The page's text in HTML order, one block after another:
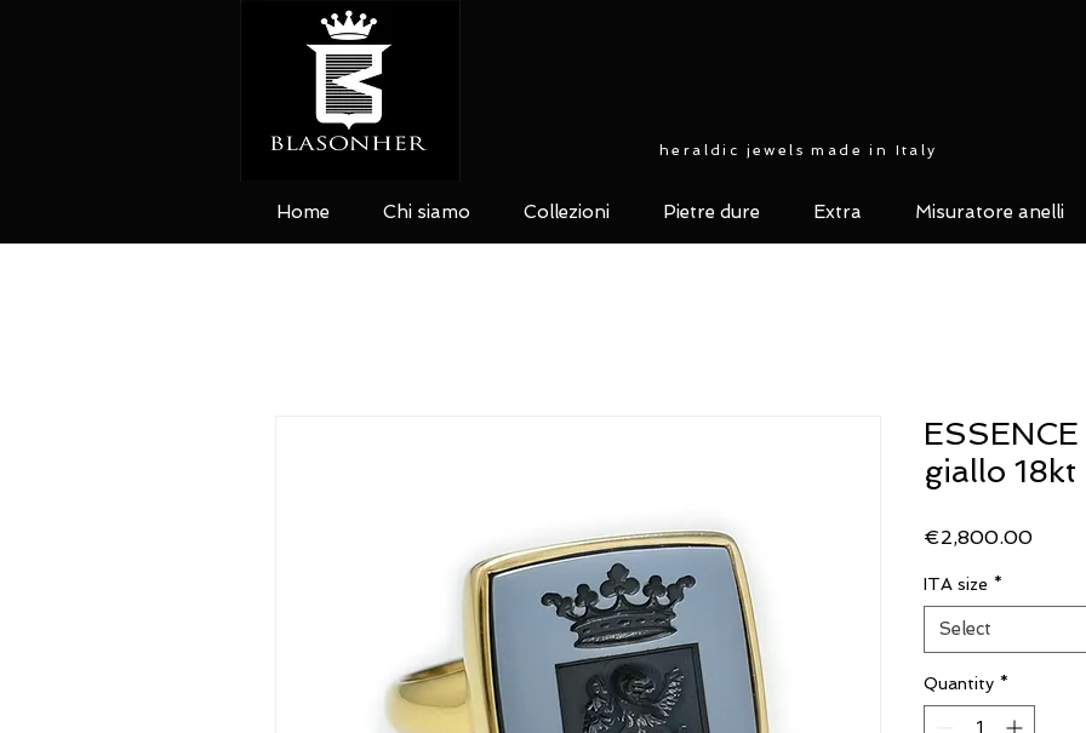
Home Chi siamo Collezioni Pietre dure Extra Misuratore anelli
giallo 18kt
€2,800.00Price
ITA size *
Select
Quantity *
heraldic jewels made in Italy